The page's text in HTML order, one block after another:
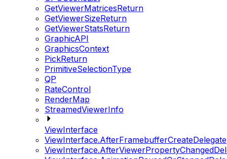
GetViewerMatricesReturn
GetViewerSizeReturn
GetViewerStatsReturn
GraphicAPI
GraphicsContext
PickReturn
PrimitiveSelectionType
QP
RateControl
RenderMap
StreamedViewerInfo
ViewInterface
ViewInterface.AfterFramebufferCreateDelegate